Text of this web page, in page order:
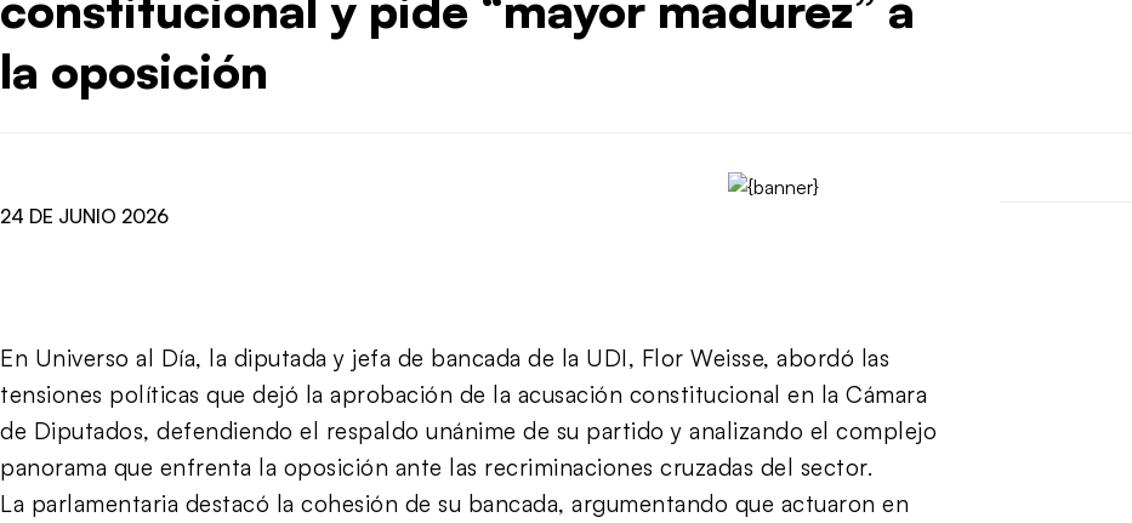
la oposición
24 DE JUNIO 2026
En Universo al Día, la diputada y jefa de bancada de la UDI, Flor Weisse, abordó las
tensiones políticas que dejó la aprobación de la acusación constitucional en la Cámara
de Diputados, defendiendo el respaldo unánime de su partido y analizando el complejo
panorama que enfrenta la oposición ante las recriminaciones cruzadas del sector.
La parlamentaria destacó la cohesión de su bancada, argumentando que actuaron en